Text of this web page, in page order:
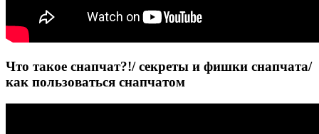
Что такое снапчат?!/ секреты и фишки снапчата/
как пользоваться снапчатом